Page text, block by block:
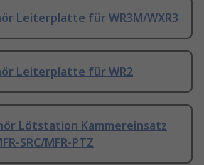
Leiterplatte für WR3M/WXR3
Leiterplatte für WR2
Lötstation Kammereinsatz
SRC/MFR-PTZ